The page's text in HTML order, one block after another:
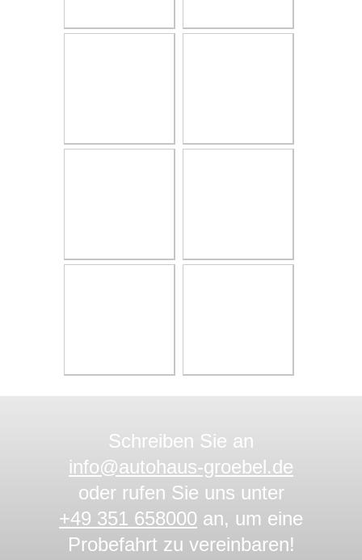
Schreiben Sie an
info@autohaus-groebel.de
oder rufen Sie uns unter
+49 351 658000 an, um eine
Probefahrt zu vereinbaren!